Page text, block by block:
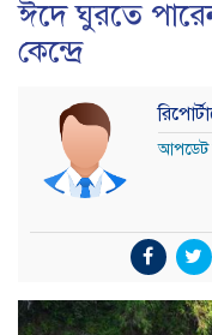
ঈদে ঘুরতে
কেন্দ্রে
আপডেট